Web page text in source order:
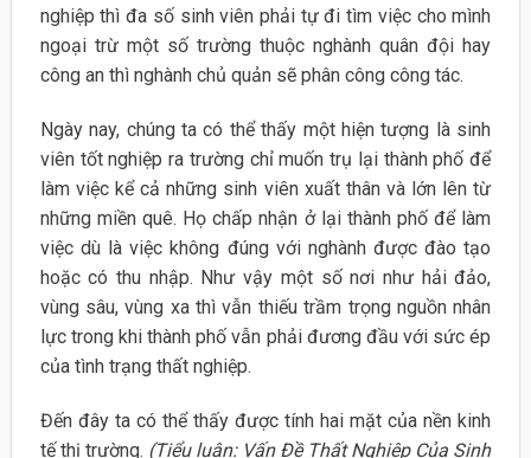
nghiệp thì đa số sinh viên phải tự đi tìm việc cho mình
ngoại trừ một số trường thuộc nghành quân đội hay
công an thì nghành chủ quản sẽ phân công công tác.
Ngày nay, chúng ta có thể thấy một hiện tượng là sinh
viên tốt nghiệp ra trường chỉ muốn trụ lại thành phố để
làm việc kể cả những sinh viên xuất thân và lớn lên từ
những miền quê. Họ chấp nhận ở lại thành phố để làm
việc dù là việc không đúng với nghành được đào tạo
hoặc có thu nhập. Như vậy một số nơi như hải đảo,
vùng sâu, vùng xa thì vẫn thiếu trầm trọng nguồn nhân
lực trong khi thành phố vẫn phải đương đầu với sức ép
của tình trạng thất nghiệp.
Đến đây ta có thể thấy được tính hai mặt của nền kinh
tế thị trường. (Tiểu luận: Vấn Đề Thất Nghiệp Của Sinh